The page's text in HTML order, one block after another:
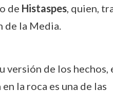
de Histaspes, quien,
de la Media.
versión de los hechos,
la roca es una de las